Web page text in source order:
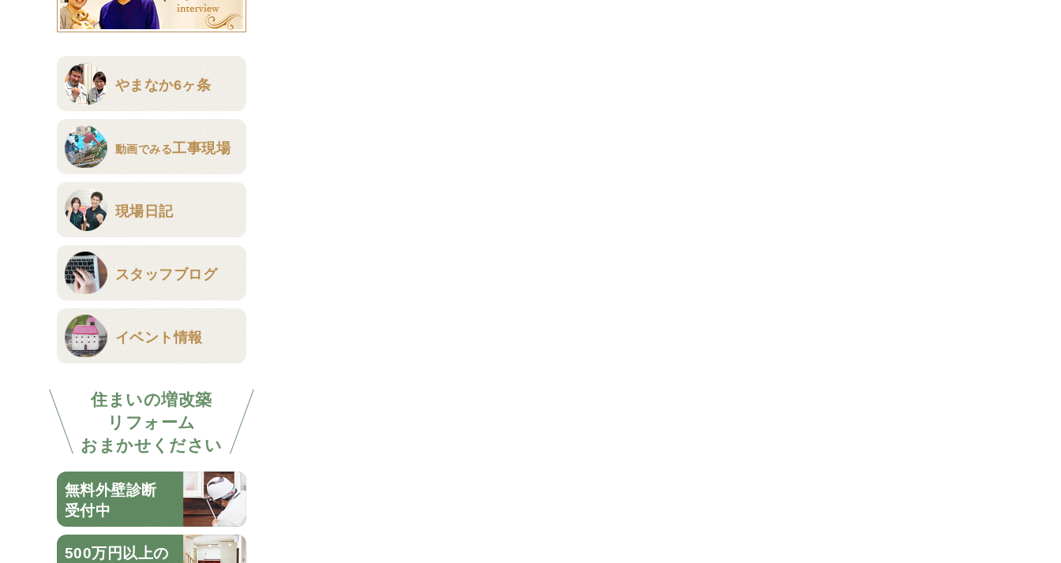
やまなか6ヶ条
動画でみる工事現場
現場日記
スタッフブログ
イベント情報
住まいの増改築
リフォーム
おまかせください
無料外壁診断
受付中
500万円以上の